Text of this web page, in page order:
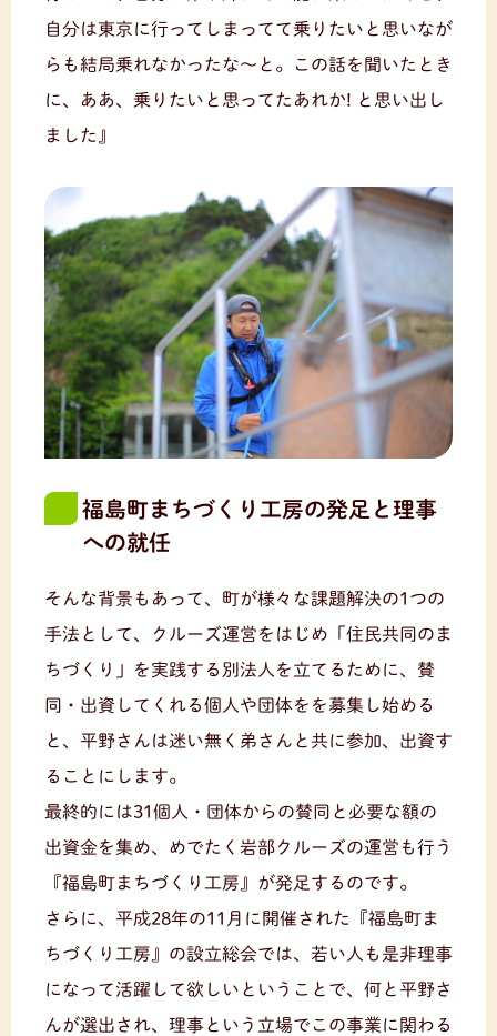
自分は東京に行ってしまってて乗りたいと思いなが
らも結局乗れなかったな〜と。この話を聞いたとき
に、ああ、乗りたいと思ってたあれか! と思い出し
ました』
福島町まちづくり工房の発足と理事
への就任
そんな背景もあって、町が様々な課題解決の1つの
手法として、クルーズ運営をはじめ「住民共同のま
ちづくり」を実践する別法人を立てるために、賛
同・出資してくれる個人や団体をを募集し始める
と、平野さんは迷い無く弟さんと共に参加、出資す
ることにします。
最終的には31個人・団体からの賛同と必要な額の
出資金を集め、めでたく岩部クルーズの運営も行う
『福島町まちづくり工房』が発足するのです。
さらに、平成28年の11月に開催された『福島町ま
ちづくり工房』の設立総会では、若い人も是非理事
になって活躍して欲しいということで、何と平野さ
んが選出され、理事という立場でこの事業に関わる